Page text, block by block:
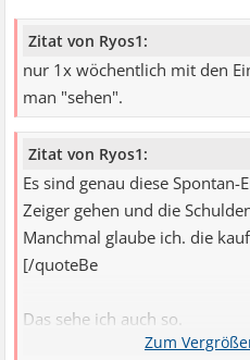
Zitat von Ryos1:
nur 1x wöchentlich mit den
man "sehen".
Zitat von Ryos1:
Es sind genau diese
Zeiger gehen und die
Manchmal glaube ich. die
[/quoteBe
Das sehe ich auch so.
Wir machen zuerst einen